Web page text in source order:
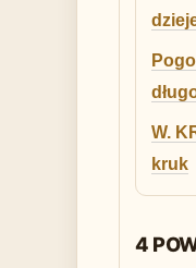
W.
kruk
4